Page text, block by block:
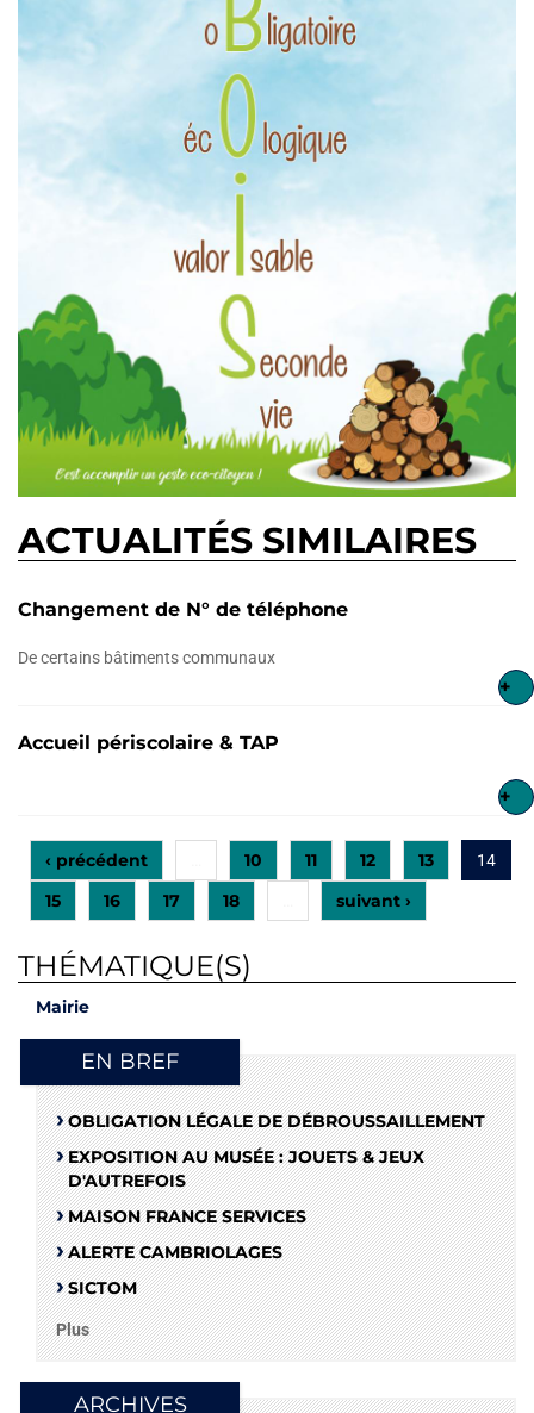
ACTUALITÉS SIMILAIRES
Changement de N° de téléphone
De certains bâtiments communaux
+
Accueil périscolaire & TAP
+
‹ précédent 10 11 12 13 14
15 16 17 18 suivant ›
THÉMATIQUE(S)
Mairie
EN BREF
OBLIGATION LÉGALE DE DÉBROUSSAILLEMENT
EXPOSITION AU MUSÉE : JOUETS & JEUX
D'AUTREFOIS
MAISON FRANCE SERVICES
ALERTE CAMBRIOLAGES
SICTOM
Plus
ARCHIVES